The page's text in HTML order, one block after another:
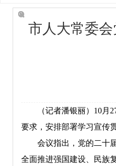
市人大常委
（记者潘银丽）10月27
要求，安排部署学习宣传
会议指出，党的二十届
全面推进强国建设、民族